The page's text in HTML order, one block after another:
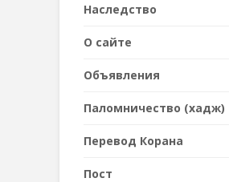
Наследствo
О сайте
Объявления
Паломничество (хадж)
Перевод Корана
Пост